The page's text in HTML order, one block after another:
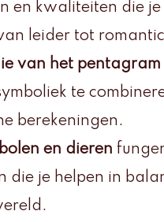
en kwaliteiten die je
leider tot
van het pentagram
te
berekeningen.
en dieren
die je helpen in